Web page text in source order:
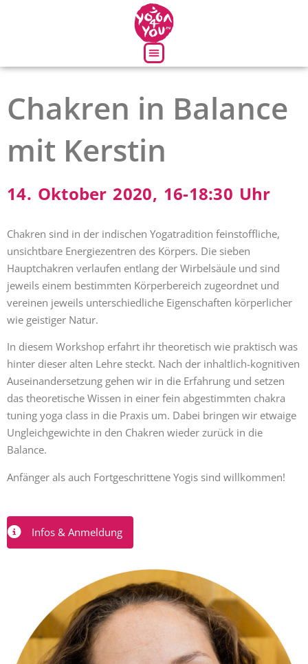
Chakren in Balance
mit Kerstin
14. Oktober 2020, 16-18:30 Uhr
Chakren sind in der indischen Yogatradition feinstoffliche,
unsichtbare Energiezentren des Körpers. Die sieben
Hauptchakren verlaufen entlang der Wirbelsäule und sind
jeweils einem bestimmten Körperbereich zugeordnet und
vereinen jeweils unterschiedliche Eigenschaften körperlicher
wie geistiger Natur.
In diesem Workshop erfahrt ihr theoretisch wie praktisch was
hinter dieser alten Lehre steckt. Nach der inhaltlich-kognitiven
Auseinandersetzung gehen wir in die Erfahrung und setzen
das theoretische Wissen in einer fein abgestimmten chakra
tuning yoga class in die Praxis um. Dabei bringen wir etwaige
Ungleichgewichte in den Chakren wieder zurück in die
Balance.
Anfänger als auch Fortgeschrittene Yogis sind willkommen!
Infos & Anmeldung